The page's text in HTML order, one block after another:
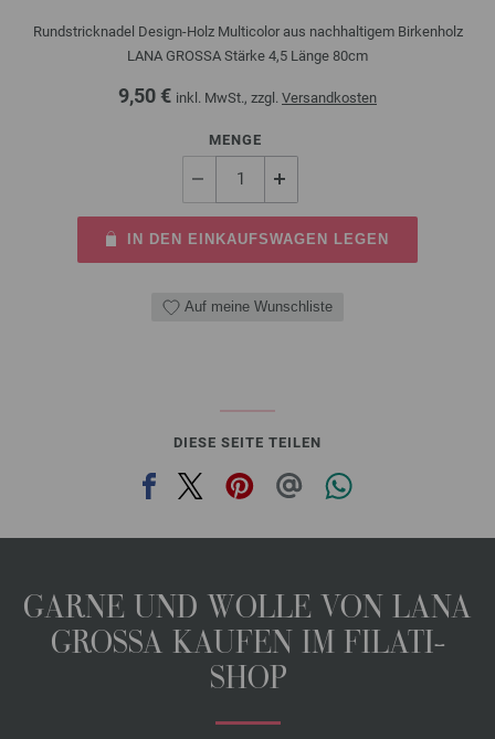
Rundstricknadel Design-Holz Multicolor aus nachhaltigem Birkenholz
LANA GROSSA Stärke 4,5 Länge 80cm
9,50 € inkl. MwSt., zzgl. Versandkosten
MENGE
IN DEN EINKAUFSWAGEN LEGEN
Auf meine Wunschliste
DIESE SEITE TEILEN
GARNE UND WOLLE VON LANA
GROSSA KAUFEN IM FILATI-
SHOP